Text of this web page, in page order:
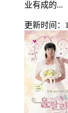
业有成的...
更新时间：